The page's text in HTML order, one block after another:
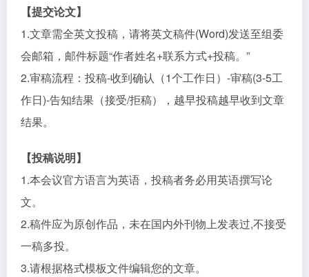
【提交论文】
1.文章需全英文投稿，请将英文稿件(Word)发送至组委
会邮箱，邮件标题“作者姓名+联系方式+投稿。”
2.审稿流程：投稿-收到确认（1个工作日）-审稿(3-5工
作日)-告知结果（接受/拒稿），越早投稿越早收到文章
结果。
【投稿说明】
1.本会议官方语言为英语，投稿者务必用英语撰写论
文。
2.稿件应为原创作品，未在国内外刊物上发表过,不接受
一稿多投。
3.请根据格式模板文件编辑您的文章。